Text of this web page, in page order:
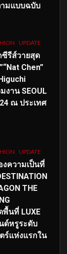
มแบบฉบับ
UPDATE
ซีรีส์วายสุด
Chen”
งาน SEOUL
ณ ประเทศ
UPDATE
ความเป็นที่
THE
พื้นที่ LUXE
ด์หรูระดับ
ร์แห่งแรกใน